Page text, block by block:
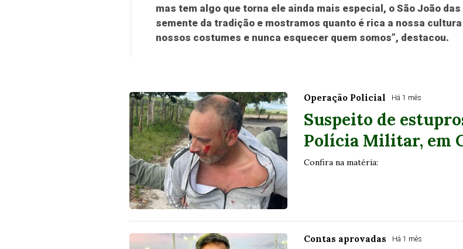
mas tem algo que torna ele ainda mais especial, o São João
semente da tradição e mostramos quanto é rica a nossa
nossos costumes e nunca esquecer quem somos”, destacou.
Operação Policial Há 1 mês
Suspeito de
Polícia Militar, em
Confira na matéria:
Contas aprovadas Há 1 mês